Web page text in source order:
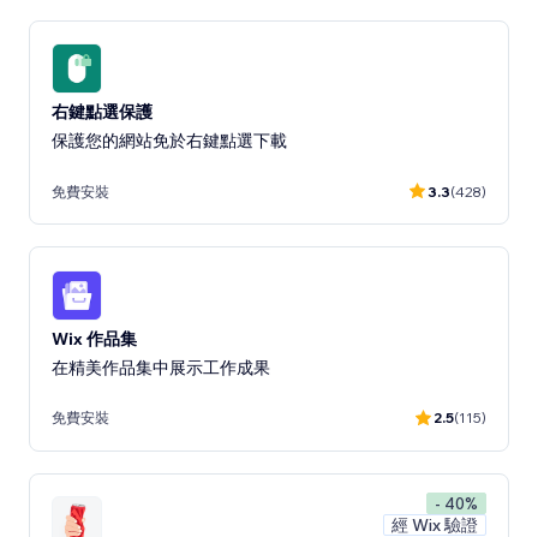
右鍵點選保護
保護您的網站免於右鍵點選下載
免費安裝 3.3(428)
Wix 作品集
在精美作品集中展示工作成果
免費安裝 2.5(115)
- 40%
經 Wix 驗證